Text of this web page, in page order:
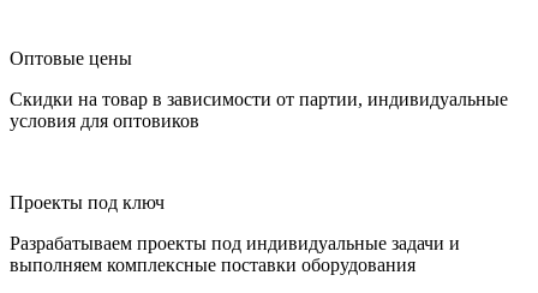
Оптовые цены
Скидки на товар в зависимости от партии, индивидуальные
условия для оптовиков
Проекты под ключ
Разрабатываем проекты под индивидуальные задачи и
выполняем комплексные поставки оборудования